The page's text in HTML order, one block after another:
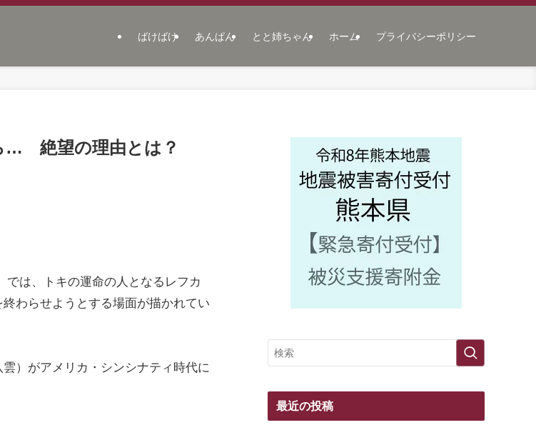
ばけばけ あんぱん とと姉ちゃん ホーム プライバシーポリシー
… 絶望の理由とは？
では、トキの運命の人となるレフカ
わらせようとする場面が描かれてい
）がアメリカ・シンシナティ時代に
最近の投稿